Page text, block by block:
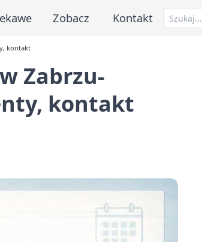
Zobacz Kontakt
kontakt
Zabrzu-
kontakt